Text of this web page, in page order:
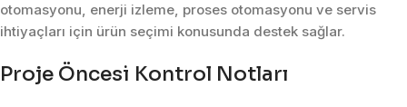
otomasyonu, enerji izleme, proses otomasyonu ve servis
ihtiyaçları için ürün seçimi konusunda destek sağlar.
Proje Öncesi Kontrol Notları